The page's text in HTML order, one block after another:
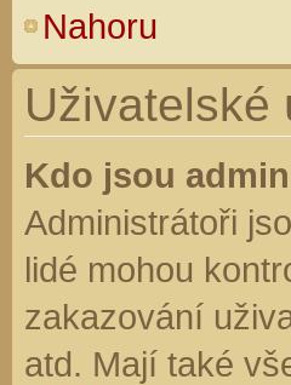
Nahoru
Uživatelské
Kdo jsou
Administrátoři
lidé mohou
zakazování
atd. Mají také